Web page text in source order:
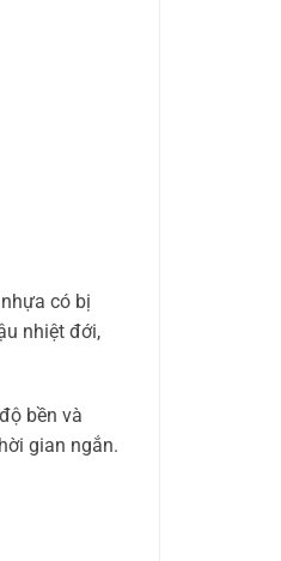
có bị
nhiệt đới,
bền và
gian ngắn.